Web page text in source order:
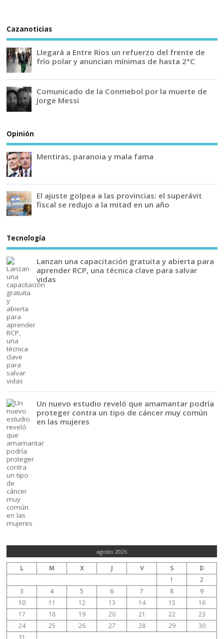
Cazanoticias
Llegará a Entre Ríos un refuerzo del frente de
frío polar y anuncian mínimas de hasta 2°C
Comunicado de la Conmebol por la muerte de
Jorge Messi
Opinión
Mentiras, paranoia y mala fama
El ajuste golpea a las provincias: el superávit
fiscal se redujo a la mitad en un año
Tecnología
Lanzan una capacitación gratuita y abierta para
aprender RCP, una técnica clave para salvar
vidas
Un nuevo estudio reveló que amamantar podría
proteger contra un tipo de cáncer muy común
en las mujeres
agosto 2026
L M X J V S
D
1
2
3
4 5 6 7 8
9
10
11 12 13 14 15
16
17
18 19 20 21 22
23
24
25 26 27 28 29
30
31